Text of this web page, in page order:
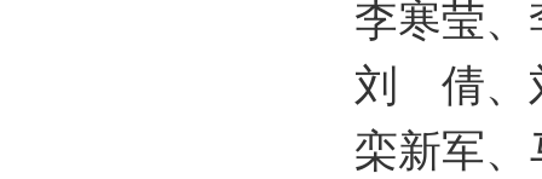
李寒莹
刘 倩、
栾新军